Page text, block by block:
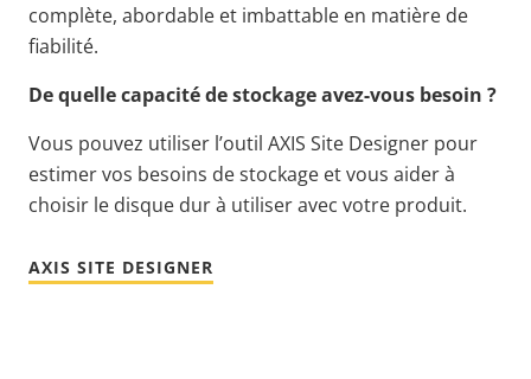
complète, abordable et imbattable en matière de
fiabilité.
De quelle capacité de stockage avez-vous besoin ?
Vous pouvez utiliser l’outil AXIS Site Designer pour
estimer vos besoins de stockage et vous aider à
choisir le disque dur à utiliser avec votre produit.
AXIS SITE DESIGNER